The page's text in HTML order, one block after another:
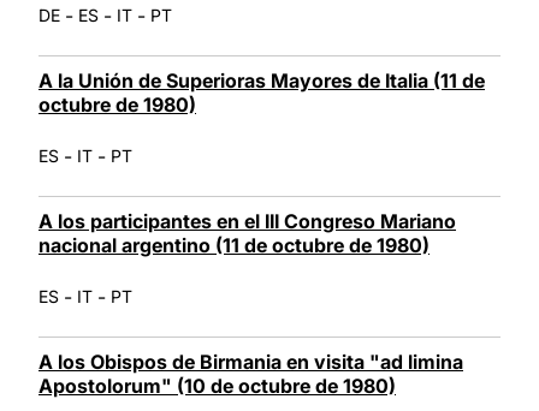
DE - ES - IT - PT
A la Unión de Superioras Mayores de Italia (11 de
octubre de 1980)
ES - IT - PT
A los participantes en el III Congreso Mariano
nacional argentino (11 de octubre de 1980)
ES - IT - PT
A los Obispos de Birmania en visita "ad limina
Apostolorum" (10 de octubre de 1980)